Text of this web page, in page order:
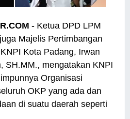
- Ketua DPD LPM
Majelis Pertimbangan
Kota Padang, Irwan
SH.MM., mengatakan KNPI
Organisasi
OKP yang ada dan
di suatu daerah seperti